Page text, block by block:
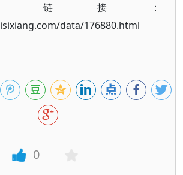
链接：
data/176880.html
0